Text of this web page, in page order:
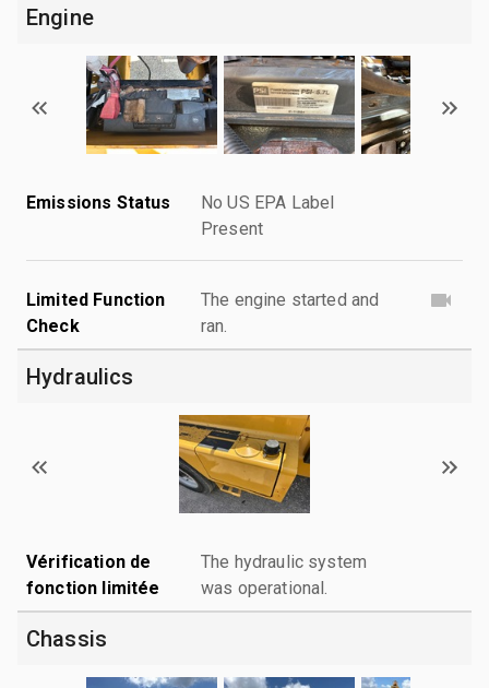
Engine
Emissions Status
No US EPA Label
Present
Limited Function
Check
The engine started and
ran.
Hydraulics
Vérification de
fonction limitée
The hydraulic system
was operational.
Chassis